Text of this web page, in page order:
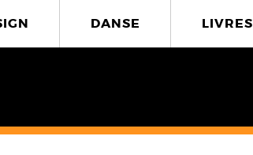
DANSE LIVRES